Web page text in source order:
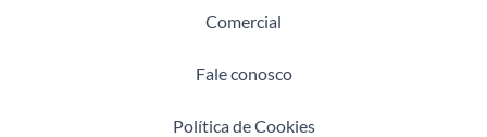
Comercial
Fale conosco
Política de Cookies